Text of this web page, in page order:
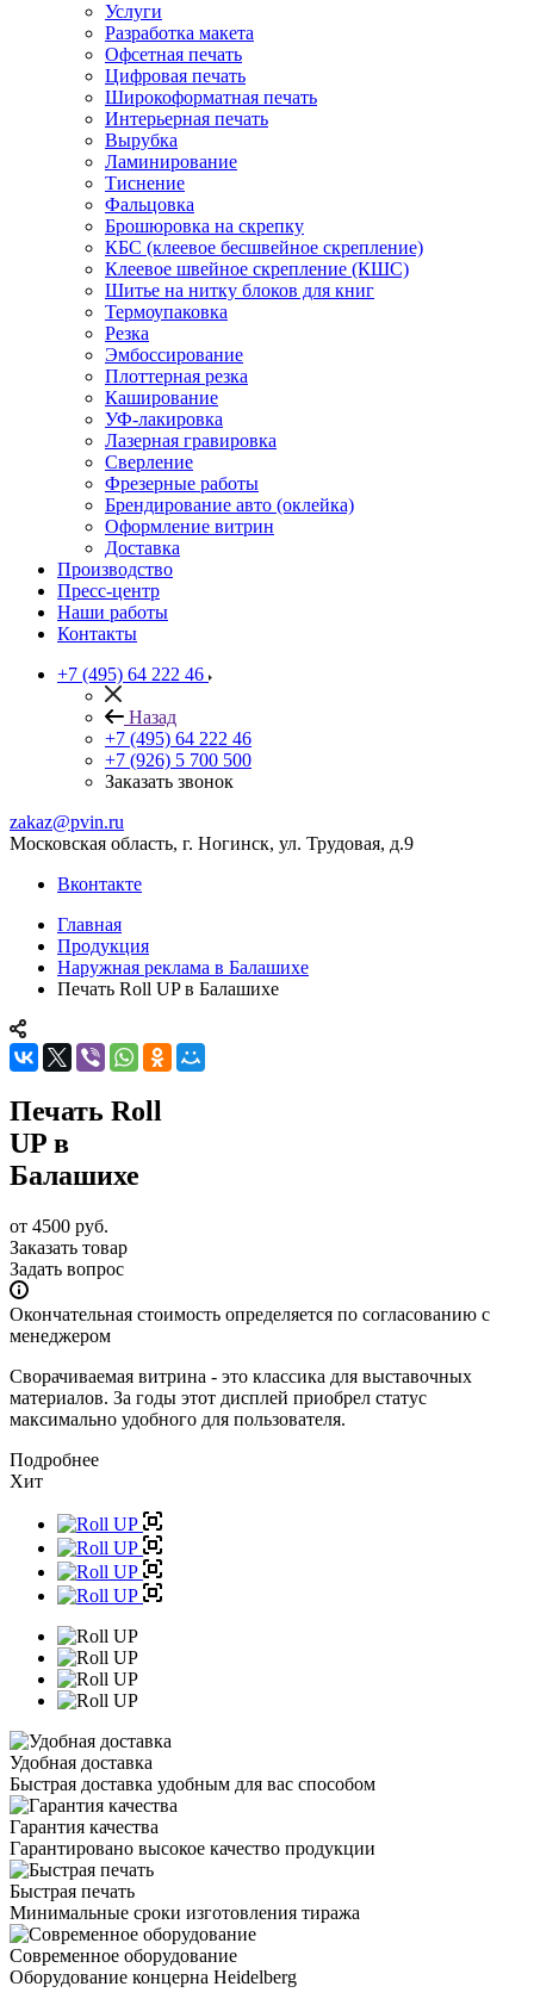
Услуги
Разработка макета
Офсетная печать
Цифровая печать
Широкоформатная печать
Интерьерная печать
Вырубка
Ламинирование
Тиснение
Фальцовка
Брошюровка на скрепку
КБС (клеевое бесшвейное скрепление)
Клеевое швейное скрепление (КШС)
Шитье на нитку блоков для книг
Термоупаковка
Резка
Эмбоссирование
Плоттерная резка
Каширование
УФ-лакировка
Лазерная гравировка
Сверление
Фрезерные работы
Брендирование авто (оклейка)
Оформление витрин
Доставка
Производство
Пресс-центр
Наши работы
Контакты
+7 (495) 64 222 46
Назад
+7 (495) 64 222 46
+7 (926) 5 700 500
Заказать звонок
zakaz@pvin.ru
Московская область, г. Ногинск, ул. Трудовая, д.9
Вконтакте
Главная
Продукция
Наружная реклама в Балашихе
Печать Roll UP в Балашихе
Печать Roll
UP в
Балашихе
от 4500 руб.
Заказать товар
Задать вопрос
Окончательная стоимость определяется по согласованию с
менеджером
Сворачиваемая витрина - это классика для выставочных
материалов. За годы этот дисплей приобрел статус
максимально удобного для пользователя.
Подробнее
Хит
Удобная доставка
Быстрая доставка удобным для вас способом
Гарантия качества
Гарантировано высокое качество продукции
Быстрая печать
Минимальные сроки изготовления тиража
Современное оборудование
Oборудование концерна Heidelberg